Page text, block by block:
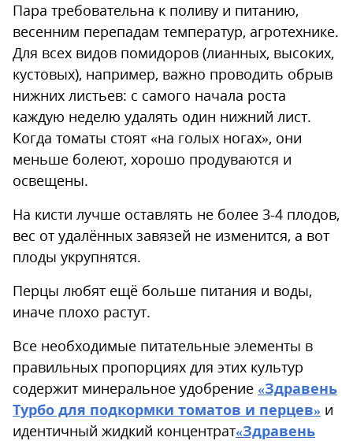
Пара требовательна к поливу и питанию,
весенним перепадам температур, агротехнике.
Для всех видов помидоров (лианных, высоких,
кустовых), например, важно проводить обрыв
нижних листьев: с самого начала роста
каждую неделю удалять один нижний лист.
Когда томаты стоят «на голых ногах», они
меньше болеют, хорошо продуваются и
освещены.
На кисти лучше оставлять не более 3-4 плодов,
вес от удалённых завязей не изменится, а вот
плоды укрупнятся.
Перцы любят ещё больше питания и воды,
иначе плохо растут.
Все необходимые питательные элементы в
правильных пропорциях для этих культур
содержит минеральное удобрение «Здравень
Турбо для подкормки томатов и перцев» и
идентичный жидкий концентрат«Здравень